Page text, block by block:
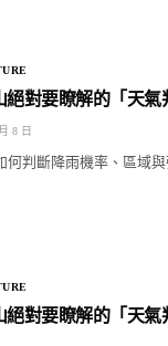
絕對要瞭解的「天
8 日
何判斷降雨機率、區域
絕對要瞭解的「天